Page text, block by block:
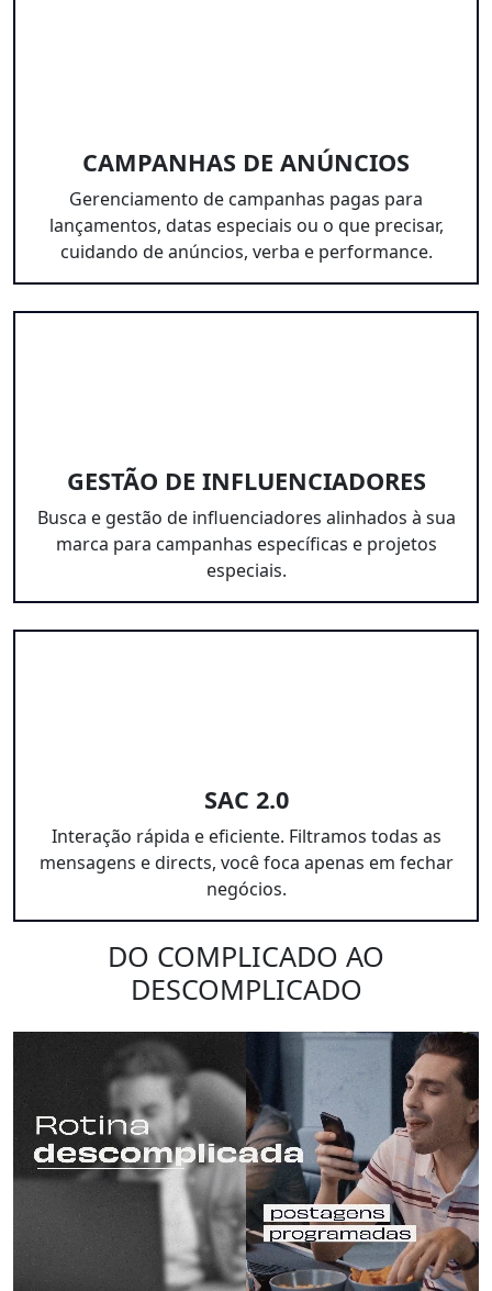
CAMPANHAS DE ANÚNCIOS
Gerenciamento de campanhas pagas para
lançamentos, datas especiais ou o que precisar,
cuidando de anúncios, verba e performance.
GESTÃO DE INFLUENCIADORES
Busca e gestão de influenciadores alinhados à sua
marca para campanhas específicas e projetos
especiais.
SAC 2.0
Interação rápida e eficiente. Filtramos todas as
mensagens e directs, você foca apenas em fechar
negócios.
DO COMPLICADO AO
DESCOMPLICADO